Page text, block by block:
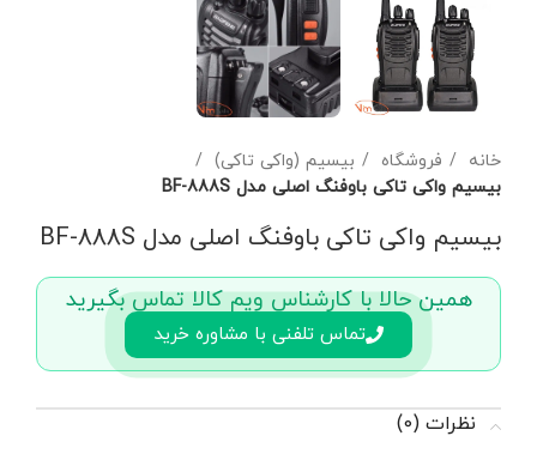
خانه فروشگاه
بیسیم (واکی تاکی)
بیسیم واکی تاکی باوفنگ اصلی مدل BF-888S
بیسیم واکی تاکی باوفنگ اصلی مدل BF-888S
همین حالا با کارشناس ویم کالا تماس بگیرید
تماس تلفنی با مشاوره خرید
نظرات (0)